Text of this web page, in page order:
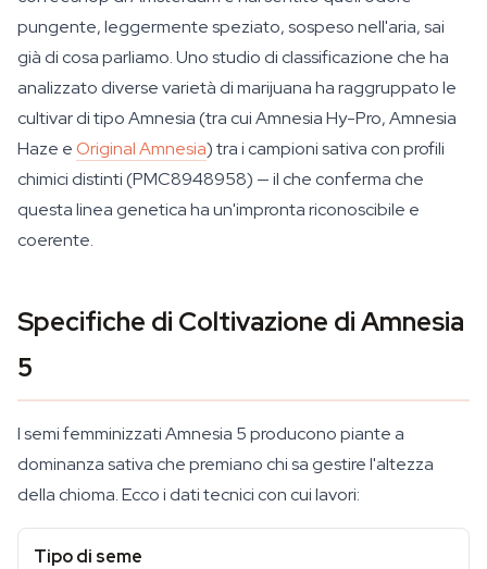
pungente, leggermente speziato, sospeso nell'aria, sai
già di cosa parliamo. Uno studio di classificazione che ha
analizzato diverse varietà di marijuana ha raggruppato le
cultivar di tipo Amnesia (tra cui Amnesia Hy-Pro, Amnesia
Haze eOriginal Amnesia) tra i campioni sativa con profili
chimici distinti (PMC8948958) — il che conferma che
questa linea genetica ha un'impronta riconoscibile e
coerente.
Specifiche di Coltivazione di Amnesia
5
I semi femminizzati Amnesia 5 producono piante a
dominanza sativa che premiano chi sa gestire l'altezza
della chioma. Ecco i dati tecnici con cui lavori:
Tipo di seme